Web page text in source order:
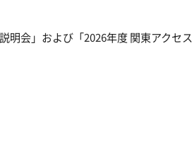
明会」および「2026年度 関東アクセス